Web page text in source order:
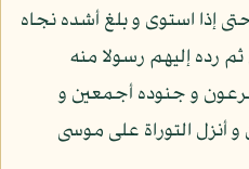
إذا استوى و بلغ أشده نجاه
رده إليهم رسولا منه
و جنوده أجمعين و
أنزل التوراة على موسى